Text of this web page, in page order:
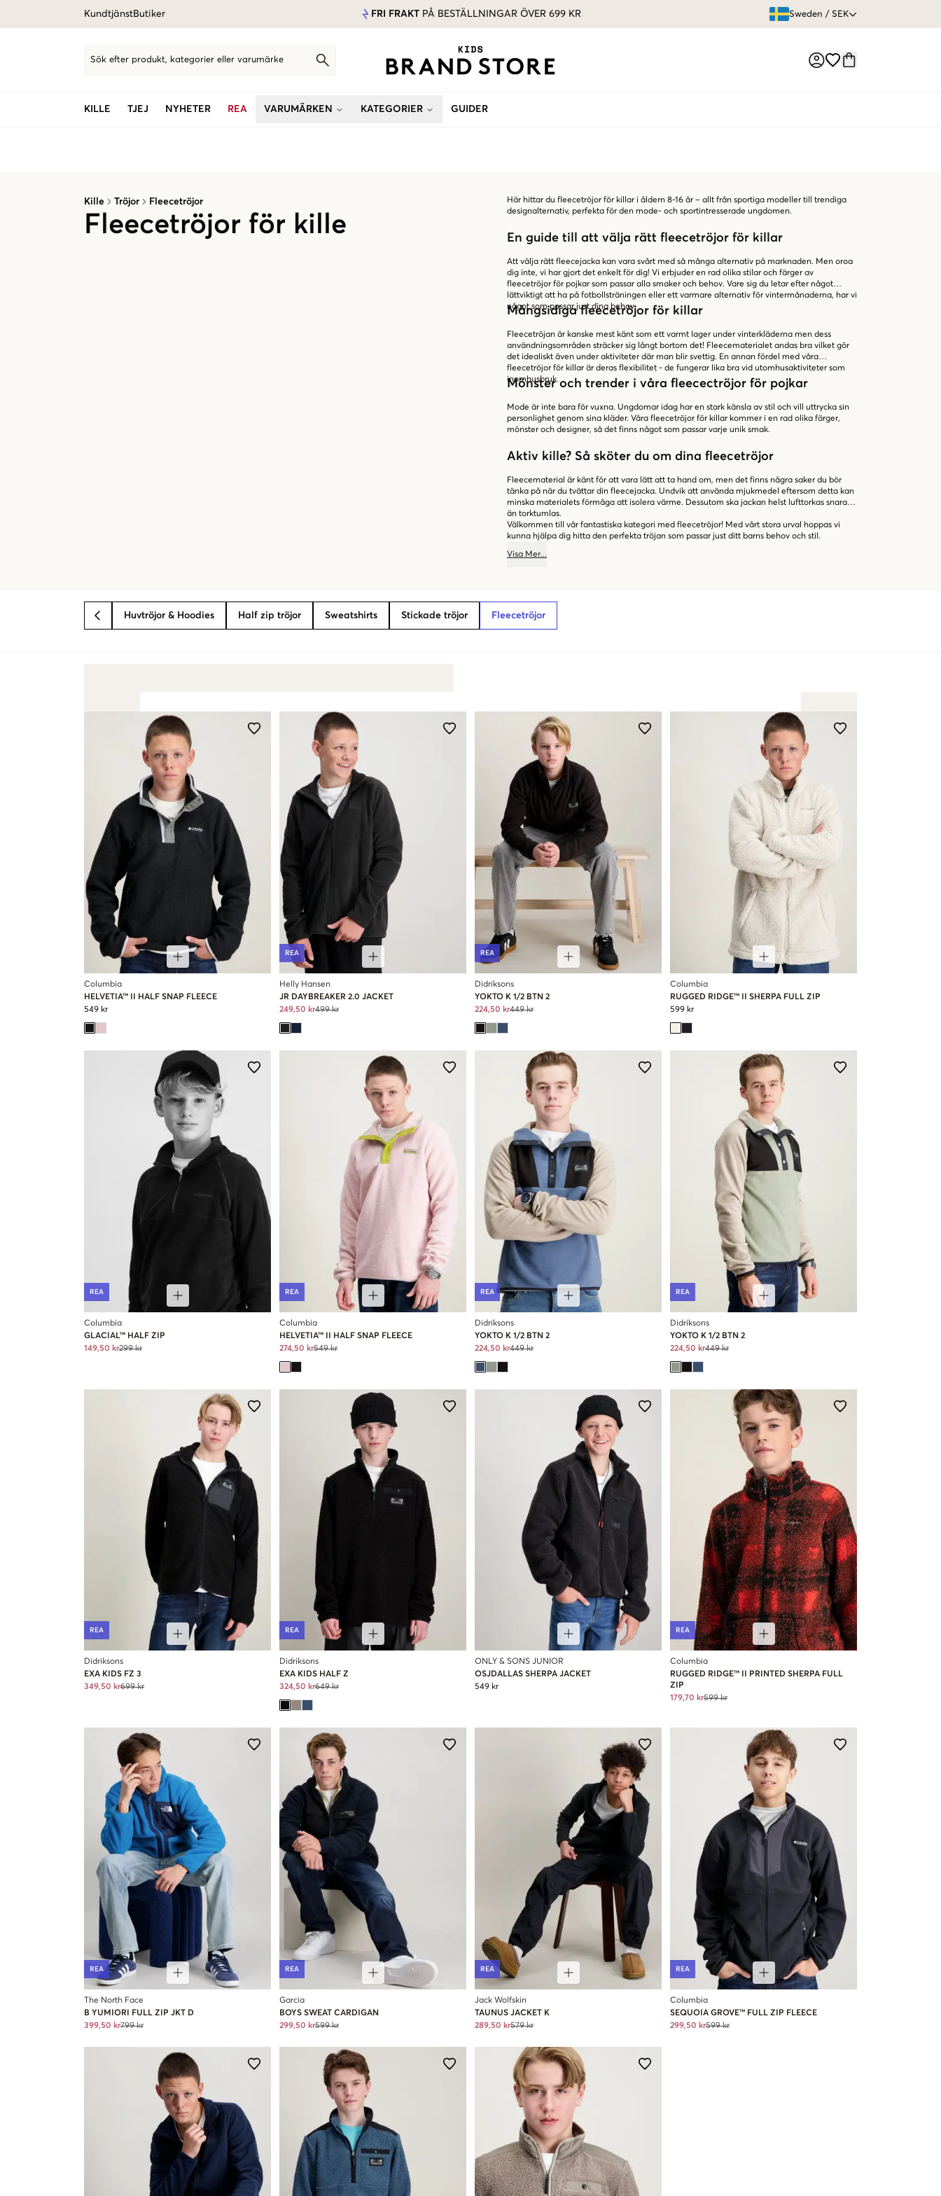
KundtjänstButiker FRI FRAKT PÅ BESTÄLLNINGAR ÖVER 699 KR Sweden / SEK
Sök efter produkt, kategorier eller varumärke
KILLE TJEJ NYHETER REA VARUMÄRKEN KATEGORIER GUIDER
Kille Tröjor Fleecetröjor
Fleecetröjor för kille
Här hittar du fleecetröjor för killar i åldern 8-16 år – allt från sportiga modeller till trendiga
designalternativ, perfekta för den mode- och sportintresserade ungdomen.
En guide till att välja rätt fleecetröjor för killar
Att välja rätt fleecejacka kan vara svårt med så många alternativ på marknaden. Men oroa
dig inte, vi har gjort det enkelt för dig! Vi erbjuder en rad olika stilar och färger av
fleecetröjor för pojkar som passar alla smaker och behov. Vare sig du letar efter något
lättviktigt att ha på fotbollsträningen eller ett varmare alternativ för vintermånaderna, har vi
något som passar just dina behov.
Mångsidiga fleecetröjor för killar
Fleecetröjan är kanske mest känt som ett varmt lager under vinterkläderna men dess
användningsområden sträcker sig långt bortom det! Fleecematerialet andas bra vilket gör
det idealiskt även under aktiviteter där man blir svettig. En annan fördel med våra
fleecetröjor för killar är deras flexibilitet - de fungerar lika bra vid utomhusaktiviteter som
inomhusbruk.
Mönster och trender i våra fleecectröjor för pojkar
Mode är inte bara för vuxna. Ungdomar idag har en stark känsla av stil och vill uttrycka sin
personlighet genom sina kläder. Våra fleecetröjor för killar kommer i en rad olika färger,
mönster och designer, så det finns något som passar varje unik smak.
Aktiv kille? Så sköter du om dina fleecetröjor
Fleecematerial är känt för att vara lätt att ta hand om, men det finns några saker du bör
tänka på när du tvättar din fleecejacka. Undvik att använda mjukmedel eftersom detta kan
minska materialets förmåga att isolera värme. Dessutom ska jackan helst lufttorkas snarare
än torktumlas.
Välkommen till vår fantastiska kategori med fleecetröjor! Med vårt stora urval hoppas vi
kunna hjälpa dig hitta den perfekta tröjan som passar just ditt barns behov och stil.
Visa Mer...
BACK Huvtröjor & Hoodies Half zip tröjor Sweatshirts Stickade tröjor Fleecetröjor
Columbia
HELVETIA™ II HALF SNAP FLEECE
549 kr
REA
Helly Hansen
JR DAYBREAKER 2.0 JACKET
249,50 kr499 kr
REA
Didriksons
YOKTO K 1/2 BTN 2
224,50 kr449 kr
Columbia
RUGGED RIDGE™ II SHERPA FULL ZIP
599 kr
REA
Columbia
GLACIAL™ HALF ZIP
149,50 kr299 kr
REA
Columbia
HELVETIA™ II HALF SNAP FLEECE
274,50 kr549 kr
REA
Didriksons
YOKTO K 1/2 BTN 2
224,50 kr449 kr
REA
Didriksons
YOKTO K 1/2 BTN 2
224,50 kr449 kr
REA
Didriksons
EXA KIDS FZ 3
349,50 kr699 kr
REA
Didriksons
EXA KIDS HALF Z
324,50 kr649 kr
ONLY & SONS JUNIOR
OSJDALLAS SHERPA JACKET
549 kr
REA
Columbia
RUGGED RIDGE™ II PRINTED SHERPA FULL
ZIP
179,70 kr599 kr
REA
The North Face
B YUMIORI FULL ZIP JKT D
399,50 kr799 kr
REA
Garcia
BOYS SWEAT CARDIGAN
299,50 kr599 kr
REA
Jack Wolfskin
TAUNUS JACKET K
289,50 kr579 kr
REA
Columbia
SEQUOIA GROVE™ FULL ZIP FLEECE
299,50 kr599 kr